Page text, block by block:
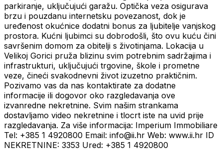
parkiranje, uključujući garažu. Optička veza osigurava
brzu i pouzdanu internetsku povezanost, dok je
uređenost okućnice dodatni bonus za ljubitelje vanjskog
prostora. Kućni ljubimci su dobrodošli, što ovu kuću čini
savršenim domom za obitelji s životinjama. Lokacija u
Velikoj Gorici pruža blizinu svim potrebnim sadržajima i
infrastrukturi, uključujući trgovine, škole i prometne
veze, čineći svakodnevni život izuzetno praktičnim.
Pozivamo vas da nas kontaktirate za dodatne
informacije ili dogovor oko razgledavanja ove
izvanredne nekretnine. Svim našim strankama
dostavljamo video nekretnine i tlocrt iste na uvid prije
razgledavanja. Za više informacija: Imperium Immobiliare
Tel: +385 1 4920800 Email: info@ii.hr Web: www.ii.hr ID
NEKRETNINE: 3353 Ured: +385 1 4920800